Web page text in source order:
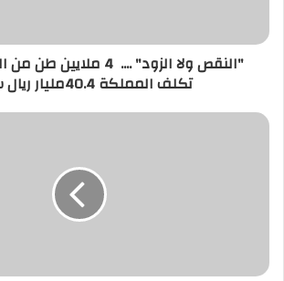
"النقص ولا الزود" .... 4
تكلف المملكة 40.4مليار ريال سنويًا